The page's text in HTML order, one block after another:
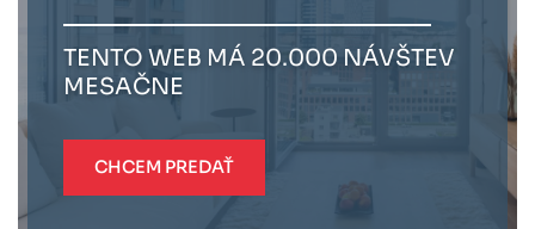
TENTO WEB MÁ 20.000 NÁVŠTEV
MESAČNE
CHCEM PREDAŤ